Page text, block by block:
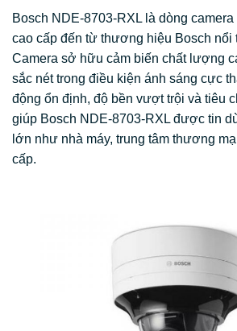
Bosch NDE-8703-RXL là dòng
cao cấp đến từ thương hiệu Bosch nổi
Camera sở hữu cảm biến chất lượng
sắc nét trong điều kiện ánh sáng cực
động ổn định, độ bền vượt trội và tiêu
giúp Bosch NDE-8703-RXL được tin
lớn như nhà máy, trung tâm thương
cấp.